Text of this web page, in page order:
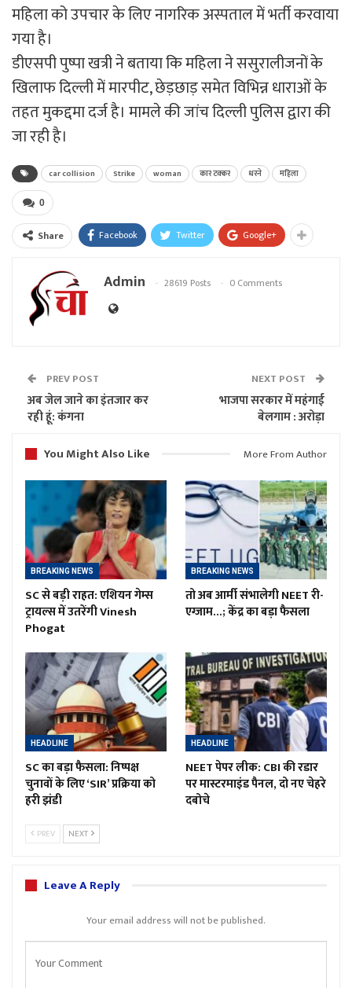
महिला को उपचार के लिए नागरिक अस्पताल में भर्ती करवाया
गया है।
डीएसपी पुष्पा खत्री ने बताया कि महिला ने ससुरालीजनों के
खिलाफ दिल्ली में मारपीट, छेड़छाड़ समेत विभिन्न धाराओं के
तहत मुकद्दमा दर्ज है। मामले की जांच दिल्ली पुलिस द्वारा की
जा रही है।
car collision Strike woman कार टक्कर धरने महिला
0
Share Facebook Twitter Google+
Admin 28619 Posts 0 Comments
PREV POST
अब जेल जाने का इंतजार कर
रही हूं: कंगना
NEXT POST
भाजपा सरकार में महंगाई
बेलगाम : अरोड़ा
You Might Also Like
More From Author
BREAKING NEWS
SC से बड़ी राहत: एशियन गेम्स
ट्रायल्स में उतरेंगी Vinesh
Phogat
BREAKING NEWS
तो अब आर्मी संभालेगी NEET री-
एग्जाम…; केंद्र का बड़ा फैसला
HEADLINE
SC का बड़ा फैसला: निष्पक्ष
चुनावों के लिए ‘SIR’ प्रक्रिया को
हरी झंडी
HEADLINE
NEET पेपर लीक: CBI की रडार
पर मास्टरमाइंड पैनल, दो नए चेहरे
दबोचे
PREV NEXT
Leave A Reply
Your email address will not be published.